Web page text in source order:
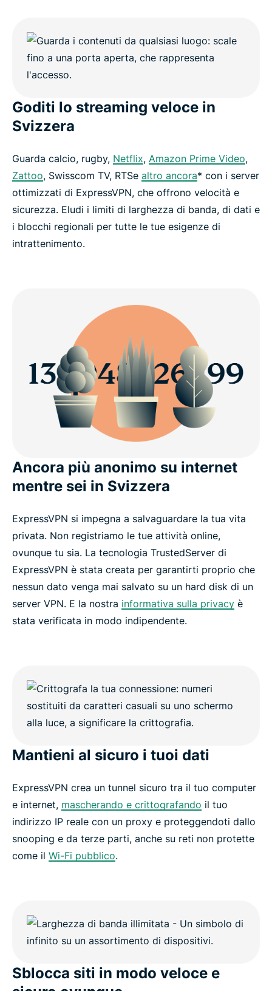
Goditi lo streaming veloce in
Svizzera
Guarda calcio, rugby, Netflix, Amazon Prime Video,
Zattoo, Swisscom TV, RTSe altro ancora* con i server
ottimizzati di ExpressVPN, che offrono velocità e
sicurezza. Eludi i limiti di larghezza di banda, di dati e
i blocchi regionali per tutte le tue esigenze di
intrattenimento.
Ancora più anonimo su internet
mentre sei in Svizzera
ExpressVPN si impegna a salvaguardare la tua vita
privata. Non registriamo le tue attività online,
ovunque tu sia. La tecnologia TrustedServer di
ExpressVPN è stata creata per garantirti proprio che
nessun dato venga mai salvato su un hard disk di un
server VPN. E la nostra informativa sulla privacy è
stata verificata in modo indipendente.
Mantieni al sicuro i tuoi dati
ExpressVPN crea un tunnel sicuro tra il tuo computer
e internet, mascherando e crittografando il tuo
indirizzo IP reale con un proxy e proteggendoti dallo
snooping e da terze parti, anche su reti non protette
come il Wi-Fi pubblico.
Sblocca siti in modo veloce e